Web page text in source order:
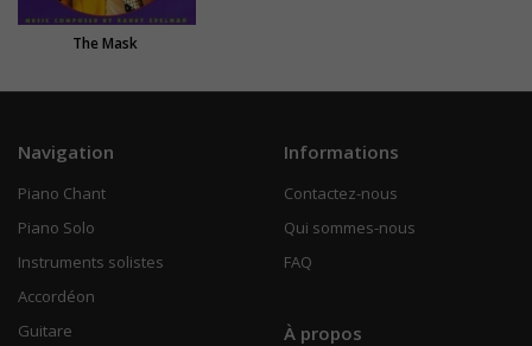
The Mask
Navigation
Piano Chant
Piano Solo
Instruments solistes
Accordéon
Guitare
Informations
Contactez-nous
Qui sommes-nous
FAQ
À propos